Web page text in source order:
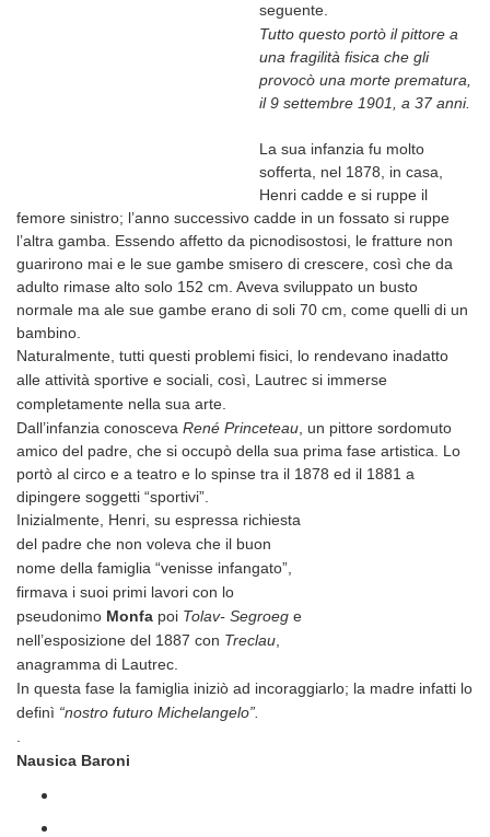
seguente.
Tutto questo portò il pittore a
una fragilità fisica che gli
provocò una morte prematura,
il 9 settembre 1901, a 37 anni.
La sua infanzia fu molto
sofferta, nel 1878, in casa,
Henri cadde e si ruppe il
femore sinistro; l’anno successivo cadde in un fossato si ruppe
l’altra gamba. Essendo affetto da picnodisostosi, le fratture non
guarirono mai e le sue gambe smisero di crescere, così che da
adulto rimase alto solo 152 cm. Aveva sviluppato un busto
normale ma ale sue gambe erano di soli 70 cm, come quelli di un
bambino.
Naturalmente, tutti questi problemi fisici, lo rendevano inadatto
alle attività sportive e sociali, così, Lautrec si immerse
completamente nella sua arte.
Dall’infanzia conosceva René Princeteau, un pittore sordomuto
amico del padre, che si occupò della sua prima fase artistica. Lo
portò al circo e a teatro e lo spinse tra il 1878 ed il 1881 a
dipingere soggetti “sportivi”.
Inizialmente, Henri, su espressa richiesta
del padre che non voleva che il buon
nome della famiglia “venisse infangato”,
firmava i suoi primi lavori con lo
pseudonimo Monfa poi Tolav- Segroeg e
nell’esposizione del 1887 con Treclau,
anagramma di Lautrec.
In questa fase la famiglia iniziò ad incoraggiarlo; la madre infatti lo
definì “nostro futuro Michelangelo”.
.
Nausica Baroni